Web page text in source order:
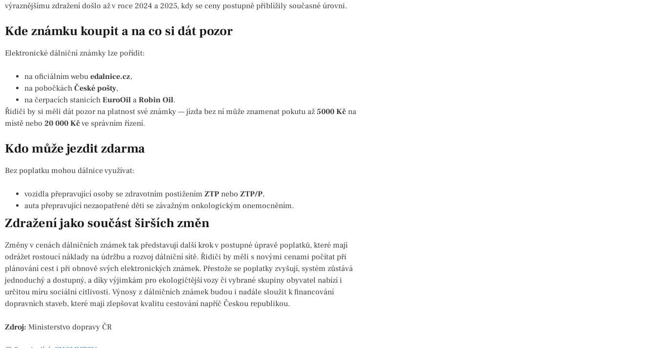
výraznějšímu zdražení došlo až v roce 2024 a 2025, kdy se ceny postupně přiblížily současné úrovni.
Kde známku koupit a na co si dát pozor
Elektronické dálniční známky lze pořídit:
na oficiálním webu edalnice.cz,
na pobočkách České pošty,
na čerpacích stanicích EuroOil a Robin Oil.
Řidiči by si měli dát pozor na platnost své známky — jízda bez ní může znamenat pokutu až 5000 Kč na
místě nebo 20 000 Kčve správním řízení.
Kdo může jezdit zdarma
Bez poplatku mohou dálnice využívat:
vozidla přepravující osoby se zdravotním postižením ZTP nebo ZTP/P,
auta přepravující nezaopatřené děti se závažným onkologickým onemocněním.
Zdražení jako součást širších změn
Změny v cenách dálničních známek tak představují další krok v postupné úpravě poplatků, které mají
odrážet rostoucí náklady na údržbu a rozvoj dálniční sítě. Řidiči by měli s novými cenami počítat při
plánování cest i při obnově svých elektronických známek. Přestože se poplatky zvyšují, systém zůstává
jednoduchý a dostupný, a díky výjimkám pro ekologičtější vozy či vybrané skupiny obyvatel nabízí i
určitou míru sociální citlivosti. Výnosy z dálničních známek budou i nadále sloužit k financování
dopravních staveb, které mají zlepšovat kvalitu cestování napříč Českou republikou.
Zdroj: Ministerstvo dopravy ČR